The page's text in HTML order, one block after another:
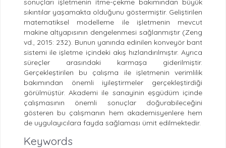
sonuçları işletmenin itme-çekme bakımından büyük
sıkıntılar yaşamakta olduğunu göstermiştir. Geliştirilen
matematiksel modelleme ile işletmenin mevcut
makine altyapısının dengelenmesi sağlanmıştır (Zeng
vd., 2015: 232). Bunun yanında edinilen konveyör bant
sistemi ile işletme içindeki akış hızlandırılmıştır. Ayrıca
süreçler arasındaki karmaşa giderilmiştir.
Gerçekleştirilen bu çalışma ile işletmenin verimlilik
bakımından önemli iyileştirmeler gerçekleştirdiği
görülmüştür. Akademi ile sanayinin eşgüdüm içinde
çalışmasının önemli sonuçlar doğurabileceğini
gösteren bu çalışmanın hem akademisyenlere hem
de uygulayıcılara fayda sağlaması ümit edilmektedir.
Keywords